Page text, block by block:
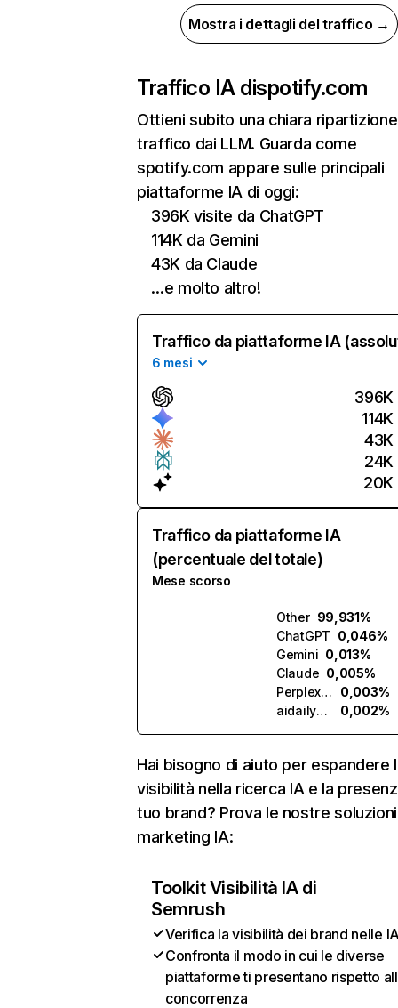
Mostra i dettagli del traffico →
Traffico IA dispotify.com
Ottieni subito una chiara
traffico dai LLM. Guarda come
spotify.com appare sulle principali
piattaforme IA di oggi:
396K visite da ChatGPT
114K da Gemini
43K da Claude
…e molto altro!
Traffico da piattaforme IA
6 mesi
396K
114K
43K
24K
20K
Traffico da piattaforme IA
(percentuale del totale)
Mese scorso
Other 99,931%
ChatGPT 0,046%
Gemini 0,013%
Claude 0,005%
Perplexity
0,003%
aidailybrief.ai
0,002%
Hai bisogno di aiuto per espandere
visibilità nella ricerca IA e la
tuo brand? Prova le nostre
marketing IA:
Toolkit Visibilità IA di
Semrush
Verifica la visibilità dei brand nelle
Confronta il modo in cui le diverse
piattaforme ti presentano rispetto
concorrenza